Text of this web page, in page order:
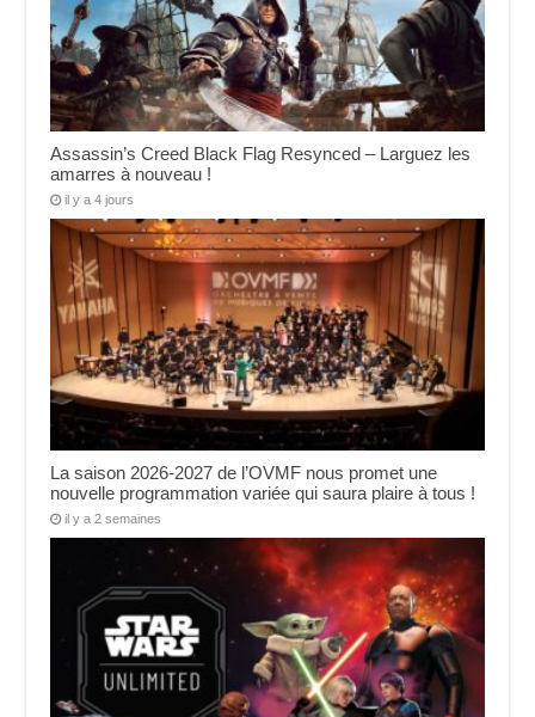
Assassin’s Creed Black Flag Resynced – Larguez les
amarres à nouveau !
il y a 4 jours
La saison 2026-2027 de l’OVMF nous promet une
nouvelle programmation variée qui saura plaire à tous !
il y a 2 semaines